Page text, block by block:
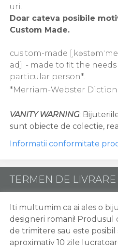
uri.
Doar cateva posibile
Custom Made.
cus·tom-made
adj. - made to fit the
particular person*.
*Merriam-Webster
VANITY WARNING:
sunt obiecte de colectie,
Informatii conformitate
TERMEN DE LIVRARE
Iti multumim ca ai ales o
designeri romani! Produsul
de trimitere sau este posibil
aproximativ 10 zile